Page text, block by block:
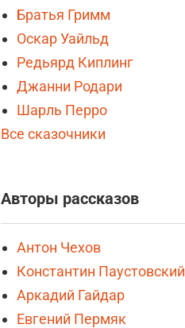
Братья Гримм
Оскар Уайльд
Редьярд Киплинг
Джанни Родари
Шарль Перро
Все сказочники
Авторы рассказов
Антон Чехов
Константин Паустовский
Аркадий Гайдар
Евгений Пермяк